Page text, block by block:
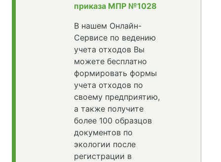
приказа МПР №1028
В нашем Онлайн-
Сервисе по ведению
учета отходов Вы
можете бесплатно
формировать формы
учета отходов по
своему предприятию,
а также получите
более 100 образцов
документов по
экологии после
регистрации в